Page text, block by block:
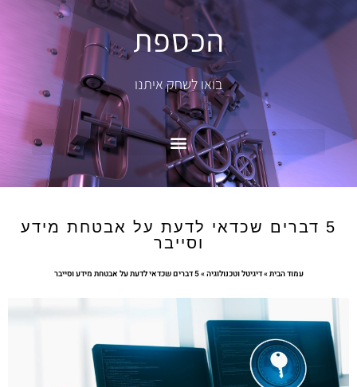
הכספת
בואו לשחק איתנו
5 דברים שכדאי לדעת על אבטחת מידע
וסייבר
עמוד הבית»דיגיטל וטכנולוגיה»5 דברים שכדאי לדעת על אבטחת מידע וסייבר